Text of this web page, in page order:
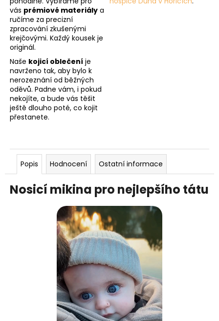
vás prémiové materiály a
ručíme za precizní
zpracování zkušenými
krejčovými. Každý kousek je
originál.
Naše kojicí oblečení je
navrženo tak, aby bylo k
nerozeznání od běžných
oděvů. Padne vám, i pokud
nekojíte, a bude vás těšit
ještě dlouho poté, co kojit
přestanete.
Popis Hodnocení Ostatní informace
Nosicí mikina pro nejlepšího tátu